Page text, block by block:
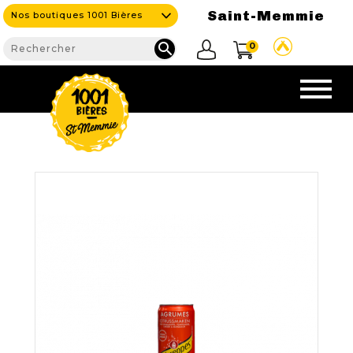
Nos boutiques 1001 Bières Saint-Memmie
 0
Nos Bières